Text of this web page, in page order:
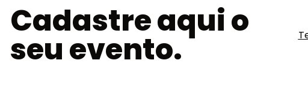
Cadastre aqui o
seu evento.